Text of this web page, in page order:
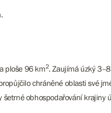
ploše 96 km2. Zaujímá úzký
chráněné oblasti své
šetrné obhospodařování